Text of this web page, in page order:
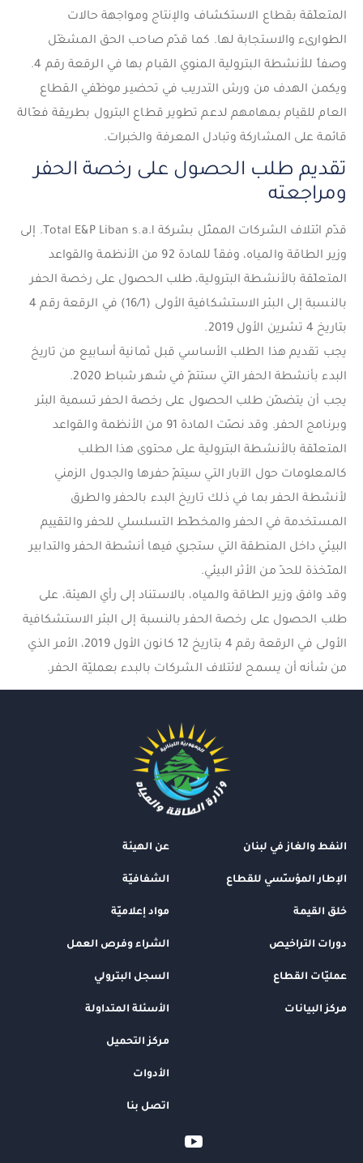
المتعلّقة بقطاع الاستكشاف والإنتاج ومواجهة حالات
الطوارىء والاستجابة لها. كما قدّم صاحب الحق المشغّل
وصفاً للأنشطة البترولية المنوي القبام بها في الرقعة رقم 4.
ويكمن الهدف من ورش التدريب في تحضير موظّفي القطاع
العام للقيام بمهامهم لدعم تطوير قطاع البترول بطريقة فعّالة
قائمة على المشاركة وتبادل المعرفة والخبرات.
تقديم طلب الحصول على رخصة الحفر
ومراجعته
قدّم ائتلاف الشركات الممثّل بشركة Total E&P Liban s.a.l. إلى
وزير الطاقة والمياه، وفقاً للمادة 92 من الأنظمة والقواعد
المتعلّقة بالأنشطة البترولية، طلب الحصول على رخصة الحفر
بالنسبة إلى البئر الاستشكافية الأولى (16/1) في الرقعة رقم 4
بتاريخ 4 تشرين الأول 2019.
يجب تقديم هذا الطلب الأساسي قبل ثمانية أسابيع من تاريخ
البدء بأنشطة الحفر التي ستتمّ في شهر شباط 2020.
يجب أن يتضمّن طلب الحصول على رخصة الحفر تسمية البئر
وبرنامج الحفر. وقد نصّت المادة 91 من الأنظمة والقواعد
المتعلّقة بالأنشطة البترولية على محتوى هذا الطلب
كالمعلومات حول الآبار التي سيتمّ حفرها والجدول الزمني
لأنشطة الحفر بما في ذلك تاريخ البدء بالحفر والطرق
المستخدمة في الحفر والمخطّط التسلسلي للحفر والتقييم
البيئي داخل المنطقة التي ستجري فيها أنشطة الحفر والتدابير
المتّخذة للحدّ من الأثر البيئي.
وقد وافق وزير الطاقة والمياه، بالاستناد إلى رأي الهيئة، على
طلب الحصول على رخصة الحفر بالنسبة إلى البئر الاستشكافية
الأولى في الرقعة رقم 4 بتاريخ 12 كانون الأول 2019، الأمر الذي
من شأنه أن يسمح لائتلاف الشركات بالبدء بعمليّة الحفر.
النفط والغاز في لبنان
الإطار المؤسّسي للقطاع
خلق القيمة
دورات التراخيص
عمليّات القطاع
مركز البيانات
عن الهيئة
الشفافيّة
مواد إعلاميّة
الشراء وفرص العمل
السجل البترولي
الأسئلة المتداولة
مركز التحميل
الأدوات
اتصل بنا